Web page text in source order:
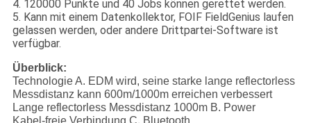
4. 120000 Punkte und 40 Jobs können gerettet werden.
5. Kann mit einem Datenkollektor, FOIF FieldGenius laufen
gelassen werden, oder andere Drittpartei-Software ist
verfügbar.
Überblick:
Technologie A. EDM wird, seine starke lange reflectorless
Messdistanz kann 600m/1000m erreichen verbessert
Lange reflectorless Messdistanz 1000m B. Power